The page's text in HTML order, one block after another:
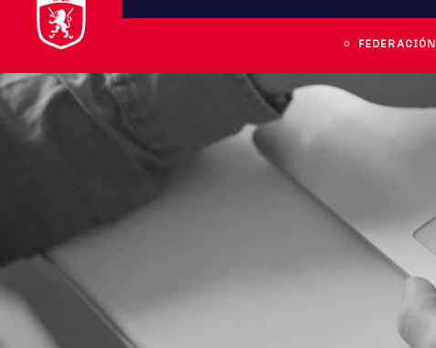
FEDERACIÓN